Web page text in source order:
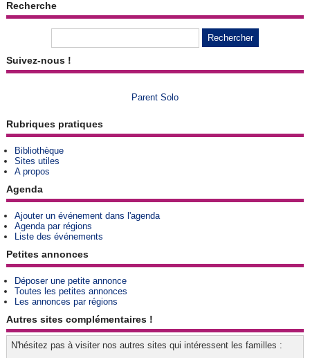
Recherche
Suivez-nous !
Parent Solo
Rubriques pratiques
Bibliothèque
Sites utiles
A propos
Agenda
Ajouter un événement dans l'agenda
Agenda par régions
Liste des événements
Petites annonces
Déposer une petite annonce
Toutes les petites annonces
Les annonces par régions
Autres sites complémentaires !
N'hésitez pas à visiter nos autres sites qui intéressent les familles :